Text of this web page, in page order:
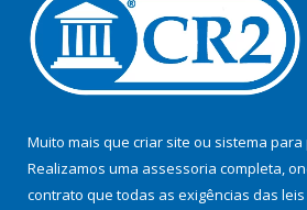
Muito mais que criar site ou sistema
Realizamos uma assessoria completa,
contrato que todas as exigências das